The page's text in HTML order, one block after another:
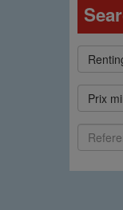
Type
de
bien
Prix
min
Prix
Référence